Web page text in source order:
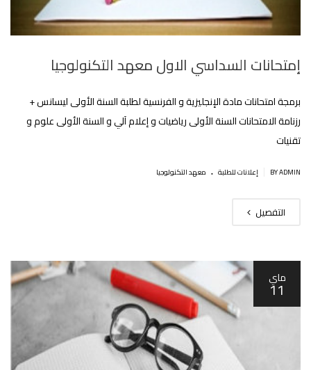
إمتحانات السداسي الاول معهد التكنولوجيا
برمجة امتحانات مادة الإنجليزية و الفرنسية لطلبة السنة الأولى ليسانس +
رزنامة الامتحانات السنة الأولى رياضيات و إعلام آلي و السنة الأولى علوم و
تقنيات‎
BY ADMIN إعلانات للطلبة . معهد التكنولوجيا
التفصيل
ماي
11